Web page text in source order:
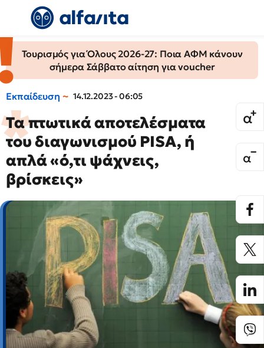
Τουρισμός για Όλους 2026-27: Ποια ΑΦΜ κάνουν
σήμερα Σάββατο αίτηση για voucher
Εκπαίδευση 14.12.2023 - 06:05
Τα πτωτικά αποτελέσματα
του διαγωνισμού PISA, ή
απλά «ό,τι ψάχνεις,
βρίσκεις»